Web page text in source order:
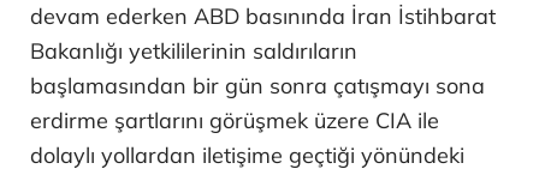
devam ederken ABD basınında İran İstihbarat
Bakanlığı yetkililerinin saldırıların
başlamasından bir gün sonra çatışmayı sona
erdirme şartlarını görüşmek üzere CIA ile
dolaylı yollardan iletişime geçtiği yönündeki